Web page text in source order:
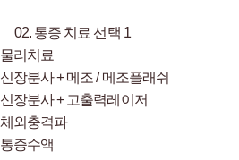
02. 통증 치료 선택 1
물리치료
신장분사 + 메조 / 메조플래쉬
신장분사 + 고출력레이저
체외충격파
통증수액